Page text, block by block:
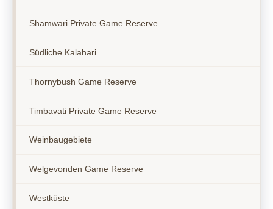
Shamwari Private Game Reserve
Südliche Kalahari
Thornybush Game Reserve
Timbavati Private Game Reserve
Weinbaugebiete
Welgevonden Game Reserve
Westküste